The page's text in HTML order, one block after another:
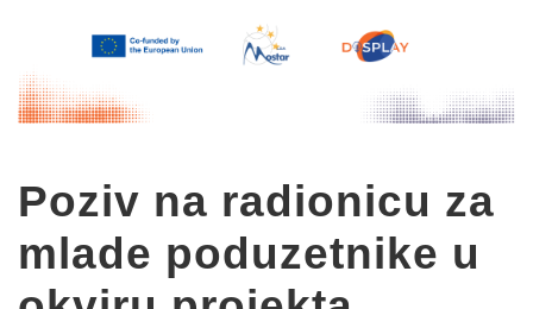
Poziv na radionicu za
mlade poduzetnike u